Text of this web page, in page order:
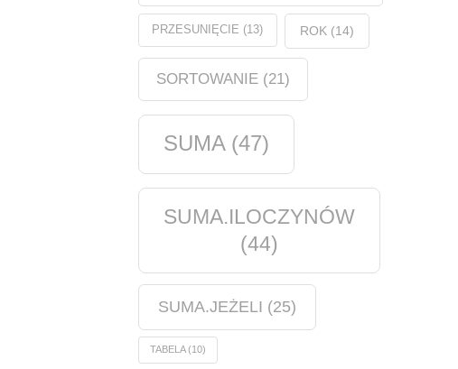
PRZESUNIĘCIE (13) ROK (14)
SORTOWANIE(21)
SUMA(47)
SUMA.ILOCZYNÓW
(44)
SUMA.JEŻELI (25)
TABELA(10)